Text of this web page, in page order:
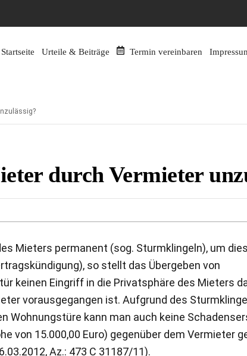
Startseite Urteile & Beiträge Termin vereinbaren
durch Vermieter
Mieters permanent (sog. Sturmklingeln), um
so stellt das Übergeben von
keinen Eingriff in die Privatsphäre des Mieters
vorausgegangen ist. Aufgrund des
Wohnungstüre kann man auch keine
von 15.000,00 Euro) gegenüber dem Vermieter
Az.: 473 C 31187/11).